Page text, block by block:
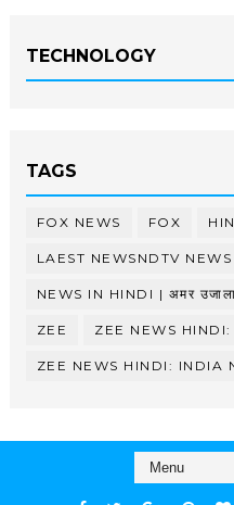
TECHNOLOGY
TAGS
FOX NEWS FOX
LAEST NEWSNDTV
NEWS IN HINDI | अमर
ZEE ZEE NEWS
ZEE NEWS HINDI: INDIA